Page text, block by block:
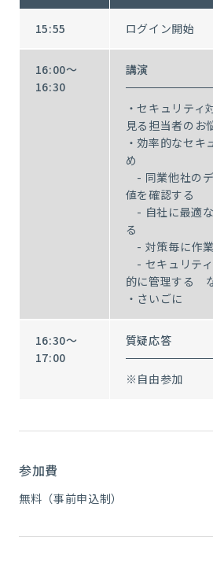
15:55 ログイン開始
16:00～
16:30
講演
・セキュリティ
見る担当者のお
・効率的なセキ
め
- 同業他社の
値を確認する
- 自社に最適
る
- 対策毎に作
- セキュリテ
的に管理する
・さいごに
16:30～
17:00
質疑応答
※自由参加
参加費
無料（事前申込制）